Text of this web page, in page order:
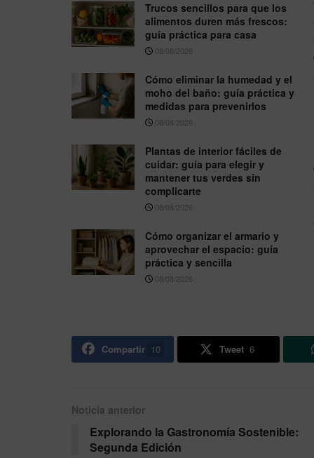
Trucos sencillos para que los
alimentos duren más frescos:
guía práctica para casa
08/08/2026
Cómo eliminar la humedad y el
moho del baño: guía práctica y
medidas para prevenirlos
08/08/2026
Plantas de interior fáciles de
cuidar: guía para elegir y
mantener tus verdes sin
complicarte
08/08/2026
Cómo organizar el armario y
aprovechar el espacio: guía
práctica y sencilla
08/08/2026
Compartir 10 Tweet 6
Noticia anterior
Explorando la Gastronomía Sostenible:
Segunda Edición